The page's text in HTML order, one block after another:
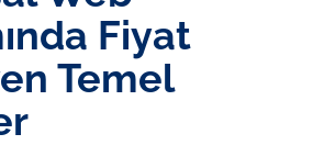
Fiyat
Temel